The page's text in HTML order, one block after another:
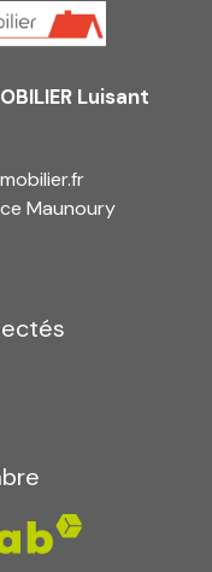
Luisant
Maunoury